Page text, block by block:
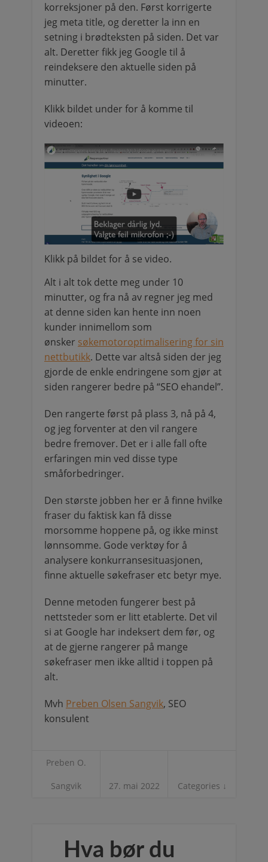
korreksjoner på den. Først korrigerte
jeg meta title, og deretter la inn en
setning i brødteksten på siden. Det var
alt. Deretter fikk jeg Google til å
reindeksere den aktuelle siden på
minutter.
Klikk bildet under for å komme til
videoen:
Klikk på bildet for å se video.
Alt i alt tok dette meg under 10
minutter, og fra nå av regner jeg med
at denne siden kan hente inn noen
kunder innimellom som
ønsker søkemotoroptimalisering for sin
nettbutikk. Dette var altså siden der jeg
gjorde de enkle endringene som gjør at
siden rangerer bedre på “SEO ehandel”.
Den rangerte først på plass 3, nå på 4,
og jeg forventer at den vil rangere
bedre fremover. Det er i alle fall ofte
erfaringen min ved disse type
småforbedringer.
Den største jobben her er å finne hvilke
fraser du faktisk kan få disse
morsomme hoppene på, og ikke minst
lønnsomme. Gode verktøy for å
analysere konkurransesituasjonen,
finne aktuelle søkefraser etc betyr mye.
Denne metoden fungerer best på
nettsteder som er litt etablerte. Det vil
si at Google har indeksert dem før, og
at de gjerne rangerer på mange
søkefraser men ikke alltid i toppen på
alt.
Mvh Preben Olsen Sangvik, SEO
konsulent
Preben O.
Sangvik 27. mai 2022 Categories ↓
Hva bør du